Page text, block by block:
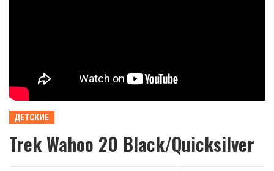
ДЕТСКИЕ
Trek Wahoo 20 Black/Quicksilver